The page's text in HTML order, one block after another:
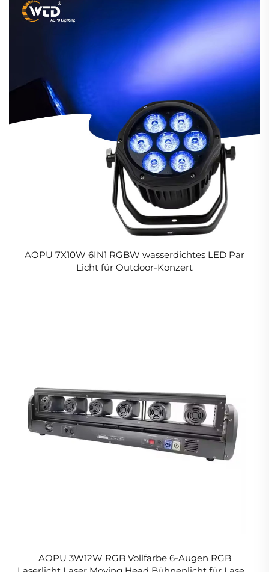
AOPU 7X10W 6IN1 RGBW wasserdichtes LED Par
Licht für Outdoor-Konzert
AOPU 3W12W RGB Vollfarbe 6-Augen RGB